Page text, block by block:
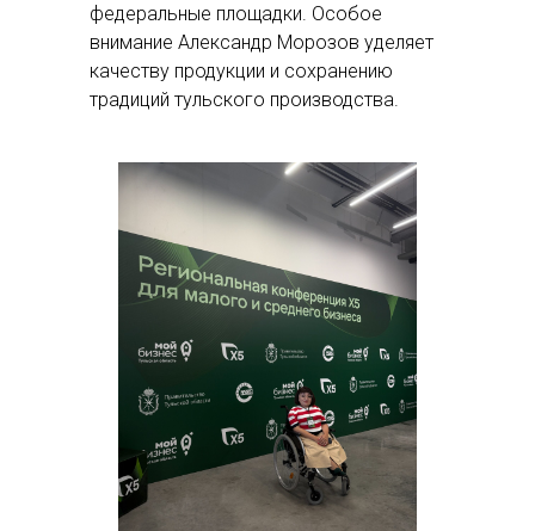
федеральные площадки. Особое
внимание Александр Морозов уделяет
качеству продукции и сохранению
традиций тульского производства.